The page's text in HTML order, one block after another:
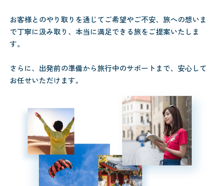
お客様とのやり取りを通じてご希望やご不安、旅への想いま
で丁寧に汲み取り、本当に満足できる旅をご提案いたしま
す。
さらに、出発前の準備から旅行中のサポートまで、安心して
お任せいただけます。